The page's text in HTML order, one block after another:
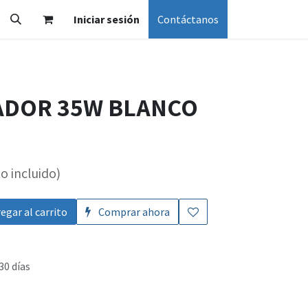
Iniciar sesión Contáctanos
35W BLANCO
incluido)
al carrito Comprar ahora
días